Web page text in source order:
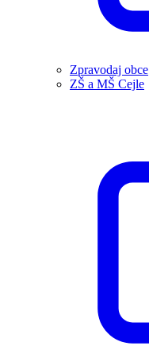
Zpravodaj obce
ZŠ a MŠ Cejle